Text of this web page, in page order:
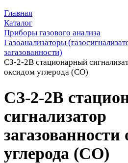
Главная
Каталог
Приборы газового анализа
Газоанализаторы
загазованности)
СЗ-2-2В стационарный
оксидом углерода (СО)
СЗ-2-2В
сигнализатор
загазованности
углерода (СО)